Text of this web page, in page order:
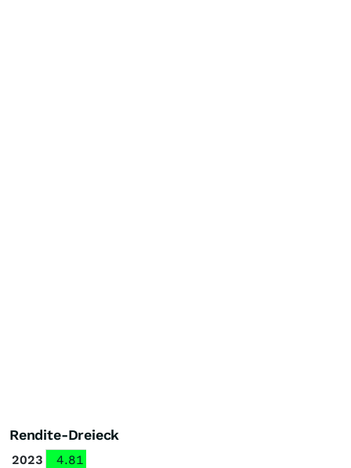
Rendite-Dreieck
2023
4.81